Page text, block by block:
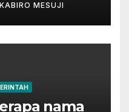
Bansos
MESUJI
nama